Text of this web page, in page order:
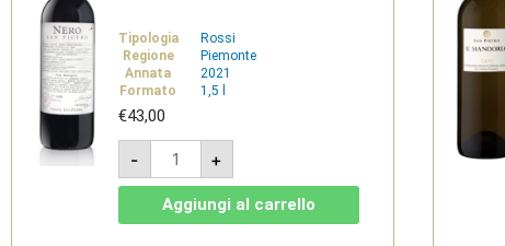
Tipologia
Rossi
Regione
Piemonte
Annata
2021
Formato
1,5 l
€43,00
-
Nero
2021
-
Monferrato
Rosso
DOC
+
Aggiungi al carrello